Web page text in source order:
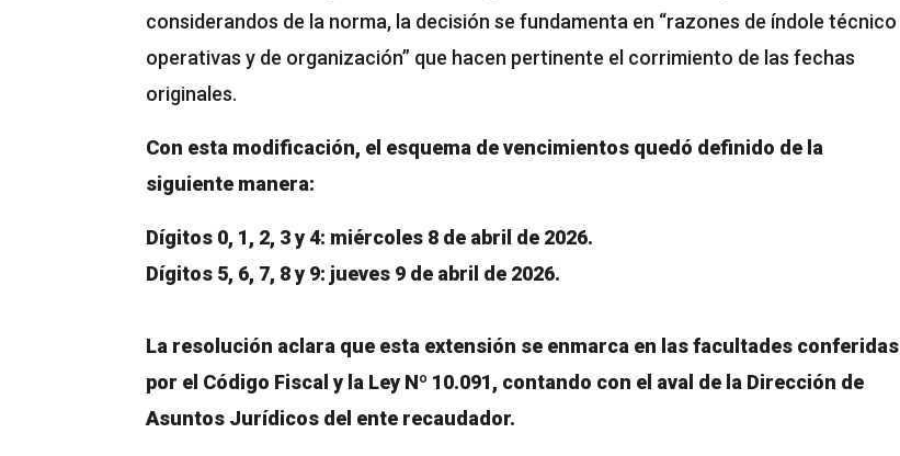
considerandos de la norma, la decisión se fundamenta en “razones de índole técnico
operativas y de organización” que hacen pertinente el corrimiento de las fechas
originales.
Con esta modificación, el esquema de vencimientos quedó definido de la
siguiente manera:
Dígitos 0, 1, 2, 3 y 4: miércoles 8 de abril de 2026.
Dígitos 5, 6, 7, 8 y 9: jueves 9 de abril de 2026.
La resolución aclara que esta extensión se enmarca en las facultades conferidas
por el Código Fiscal y la Ley Nº 10.091, contando con el aval de la Dirección de
Asuntos Jurídicos del ente recaudador.